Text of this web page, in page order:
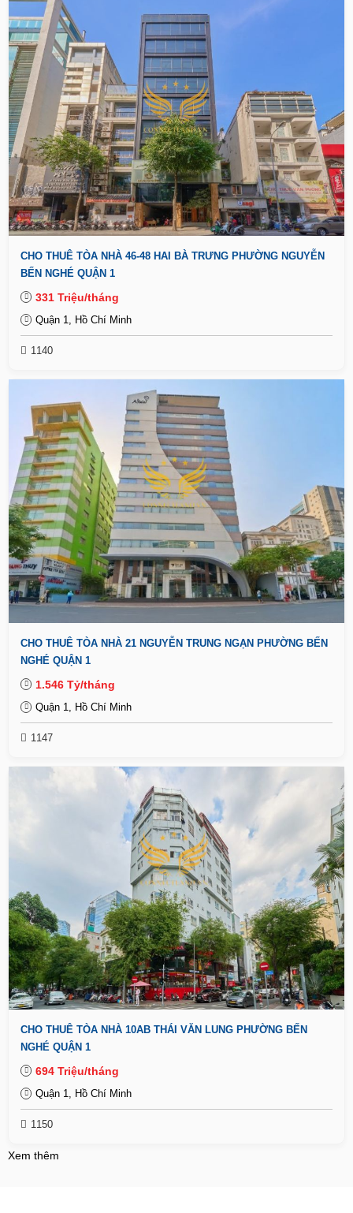
CHO THUÊ TÒA NHÀ 46-48 HAI BÀ TRƯNG PHƯỜNG NGUYỄN
BẾN NGHÉ QUẬN 1
331 Triệu/tháng
Quận 1, Hồ Chí Minh
1140
CHO THUÊ TÒA NHÀ 21 NGUYỄN TRUNG NGẠN PHƯỜNG BẾN
NGHÉ QUẬN 1
1.546 Tỷ/tháng
Quận 1, Hồ Chí Minh
1147
CHO THUÊ TÒA NHÀ 10AB THÁI VĂN LUNG PHƯỜNG BẾN
NGHÉ QUẬN 1
694 Triệu/tháng
Quận 1, Hồ Chí Minh
1150
Xem thêm